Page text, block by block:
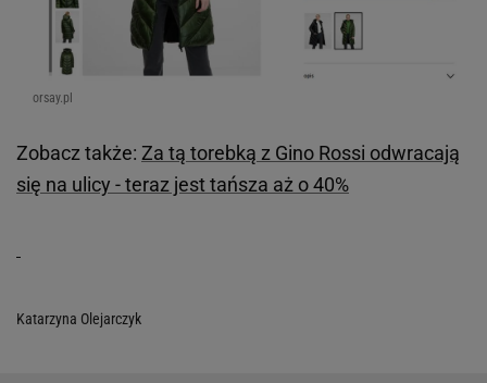
orsay.pl
Zobacz także: Za tą torebką z Gino Rossi odwracają
się na ulicy - teraz jest tańsza aż o 40%
Katarzyna Olejarczyk